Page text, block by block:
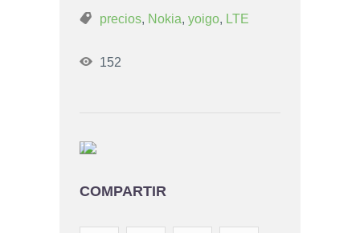
precios, Nokia, yoigo, LTE
152
COMPARTIR